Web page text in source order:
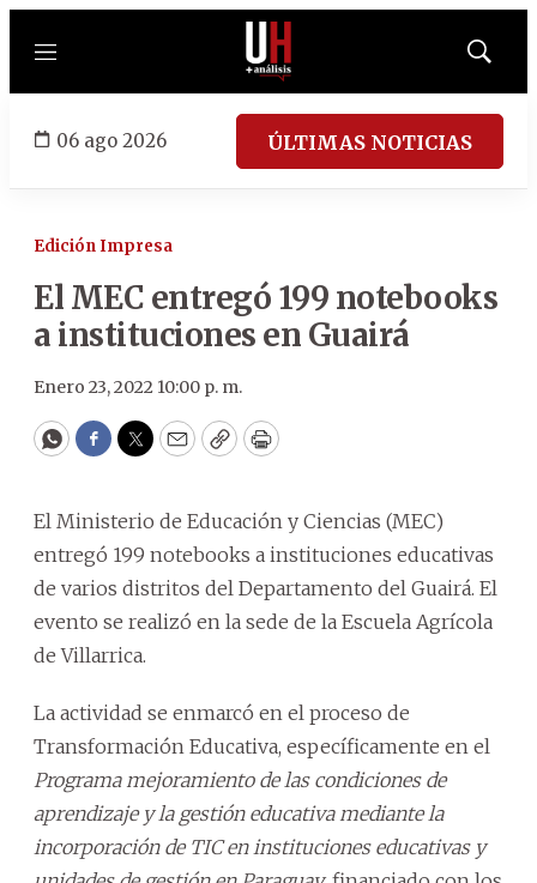
Menú
Mostrar
06 ago 2026 ÚLTIMAS NOTICIAS
Edición Impresa
El MEC entregó 199 notebooks
a instituciones en Guairá
Enero 23, 2022 10:00 p. m.
WhatsApp
Facebook
Twitter
EmailCopyPrint
El Ministerio de Educación y Ciencias (MEC)
entregó 199 notebooks a instituciones educativas
de varios distritos del Departamento del Guairá. El
evento se realizó en la sede de la Escuela Agrícola
de Villarrica.
La actividad se enmarcó en el proceso de
Transformación Educativa, específicamente en el
Programa mejoramiento de las condiciones de
aprendizaje y la gestión educativa mediante la
incorporación de TIC en instituciones educativas y